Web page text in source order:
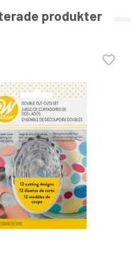
produkter